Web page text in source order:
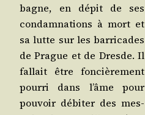
bagne, en dépit de ses
condam­na­tions à mort et
sa lutte sur les bar­ri­cades
de Prague et de Dresde. Il
fal­lait être fon­ciè­re­ment
pour­ri dans l’âme pour
pou­voir débi­ter des mes­